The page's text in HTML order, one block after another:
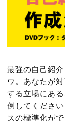
最強の自己紹
ウ。あなたが
する立場にあ
倒してくださ
スの標準化が